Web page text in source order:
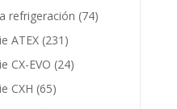
refrigeración (74)
ATEX (231)
CX-EVO (24)
CXH (65)